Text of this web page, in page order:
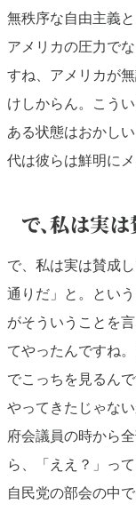
無秩序な自由主義
アメリカの圧力で
すね、アメリカが
けしからん。こう
ある状態はおかし
代は彼らは鮮明に
で、私は実は
で、私は実は賛成
通りだ」と。とい
がそういうことを
てやったんですね
でこっちを見るん
やってきたじゃな
府会議員の時から
ら、「ええ？」っ
自民党の部会の中